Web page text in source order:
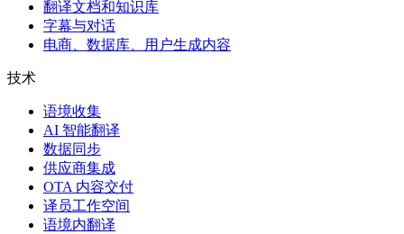
翻译文档和知识库
字幕与对话
电商、数据库、用户生成内容
技术
语境收集
AI 智能翻译
数据同步
供应商集成
OTA 内容交付
译员工作空间
语境内翻译